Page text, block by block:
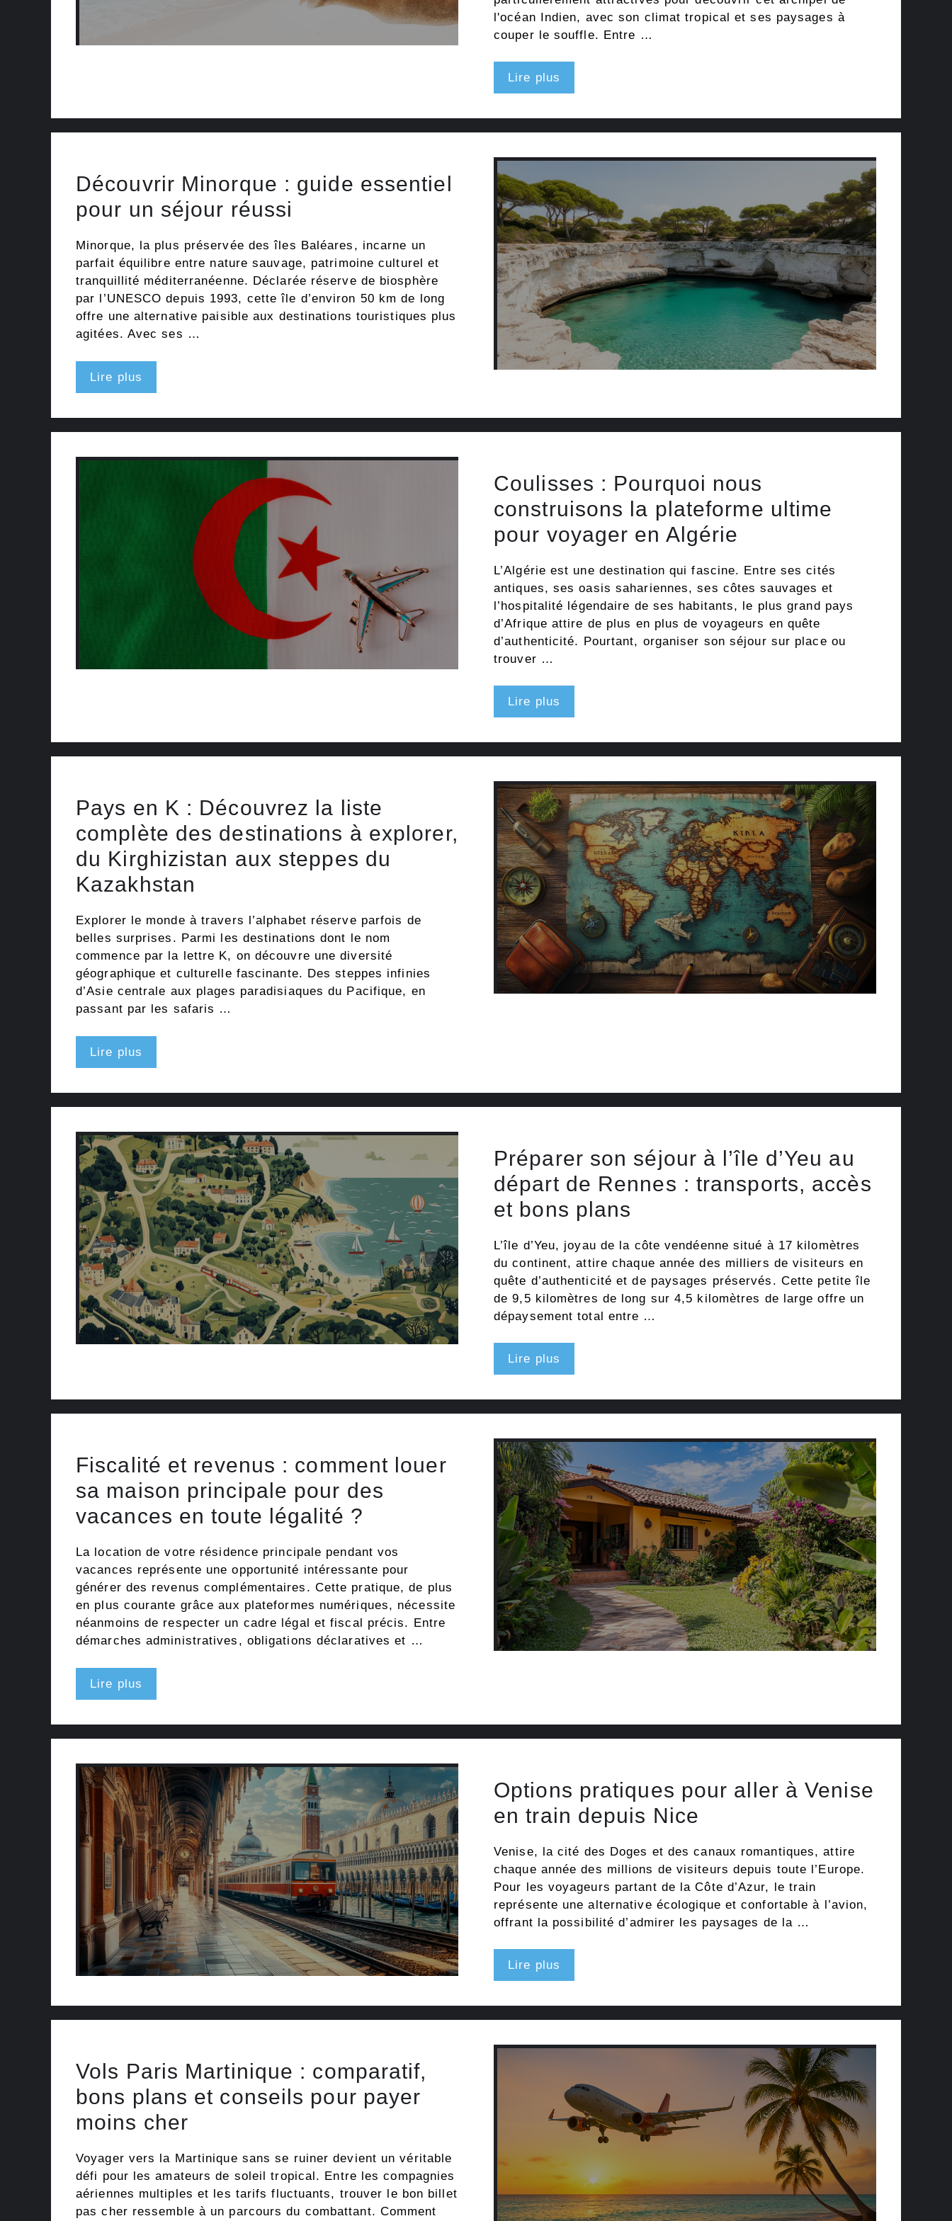
l'océan Indien, avec son climat tropical et ses paysages à
couper le souffle. Entre …
Lire plus
Découvrir Minorque : guide essentiel
pour un séjour réussi
Minorque, la plus préservée des îles Baléares, incarne un
parfait équilibre entre nature sauvage, patrimoine culturel et
tranquillité méditerranéenne. Déclarée réserve de biosphère
par l’UNESCO depuis 1993, cette île d’environ 50 km de long
offre une alternative paisible aux destinations touristiques plus
agitées. Avec ses …
Lire plus
Coulisses : Pourquoi nous
construisons la plateforme ultime
pour voyager en Algérie
L’Algérie est une destination qui fascine. Entre ses cités
antiques, ses oasis sahariennes, ses côtes sauvages et
l’hospitalité légendaire de ses habitants, le plus grand pays
d’Afrique attire de plus en plus de voyageurs en quête
d’authenticité. Pourtant, organiser son séjour sur place ou
trouver …
Lire plus
Pays en K : Découvrez la liste
complète des destinations à explorer,
du Kirghizistan aux steppes du
Kazakhstan
Explorer le monde à travers l’alphabet réserve parfois de
belles surprises. Parmi les destinations dont le nom
commence par la lettre K, on découvre une diversité
géographique et culturelle fascinante. Des steppes infinies
d’Asie centrale aux plages paradisiaques du Pacifique, en
passant par les safaris …
Lire plus
Préparer son séjour à l’île d’Yeu au
départ de Rennes : transports, accès
et bons plans
L’île d’Yeu, joyau de la côte vendéenne situé à 17 kilomètres
du continent, attire chaque année des milliers de visiteurs en
quête d’authenticité et de paysages préservés. Cette petite île
de 9,5 kilomètres de long sur 4,5 kilomètres de large offre un
dépaysement total entre …
Lire plus
Fiscalité et revenus : comment louer
sa maison principale pour des
vacances en toute légalité ?
La location de votre résidence principale pendant vos
vacances représente une opportunité intéressante pour
générer des revenus complémentaires. Cette pratique, de plus
en plus courante grâce aux plateformes numériques, nécessite
néanmoins de respecter un cadre légal et fiscal précis. Entre
démarches administratives, obligations déclaratives et …
Lire plus
Options pratiques pour aller à Venise
en train depuis Nice
Venise, la cité des Doges et des canaux romantiques, attire
chaque année des millions de visiteurs depuis toute l’Europe.
Pour les voyageurs partant de la Côte d’Azur, le train
représente une alternative écologique et confortable à l’avion,
offrant la possibilité d’admirer les paysages de la …
Lire plus
Vols Paris Martinique : comparatif,
bons plans et conseils pour payer
moins cher
Voyager vers la Martinique sans se ruiner devient un véritable
défi pour les amateurs de soleil tropical. Entre les compagnies
aériennes multiples et les tarifs fluctuants, trouver le bon billet
pas cher ressemble à un parcours du combattant. Comment